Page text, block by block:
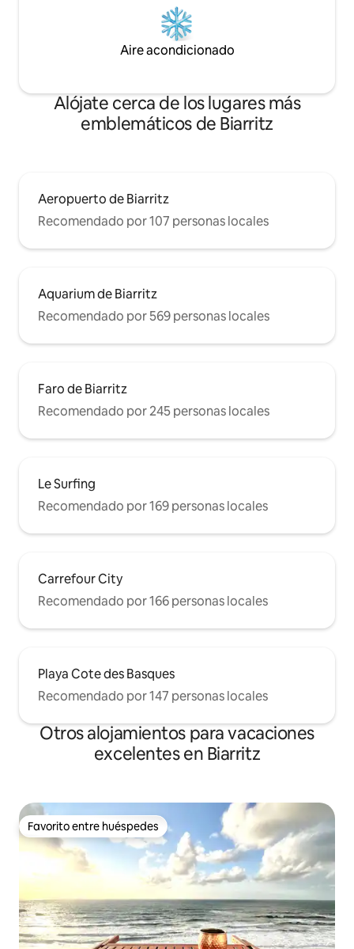
Aire acondicionado
Alójate cerca de los lugares más
emblemáticos de Biarritz
Aeropuerto de Biarritz
Recomendado por 107 personas locales
Aquarium de Biarritz
Recomendado por 569 personas locales
Faro de Biarritz
Recomendado por 245 personas locales
Le Surfing
Recomendado por 169 personas locales
Carrefour City
Recomendado por 166 personas locales
Playa Cote des Basques
Recomendado por 147 personas locales
Otros alojamientos para vacaciones
excelentes en Biarritz
Favorito entre huéspedes
Favorito entre huéspedes